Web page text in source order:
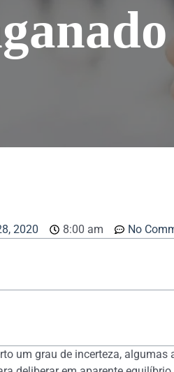
2020 8:00 am No
um grau de incerteza,